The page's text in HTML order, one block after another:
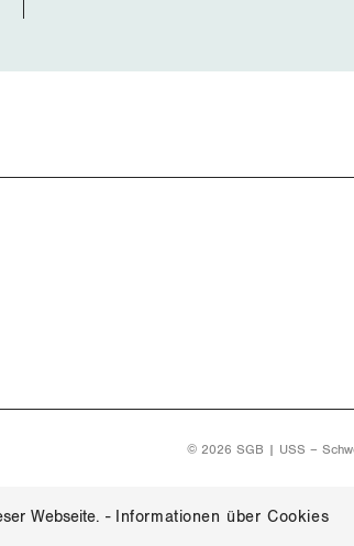
Webseite. - Informationen über Cookies
© 2026 SGB | USS –